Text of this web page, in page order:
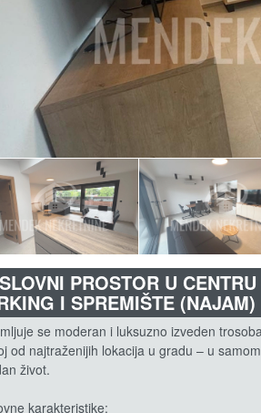
PROSTOR U
I SPREMIŠTE (NAJAM)
se moderan i luksuzno izveden
od najtraženijih lokacija u gradu – u
život.
karakteristike: